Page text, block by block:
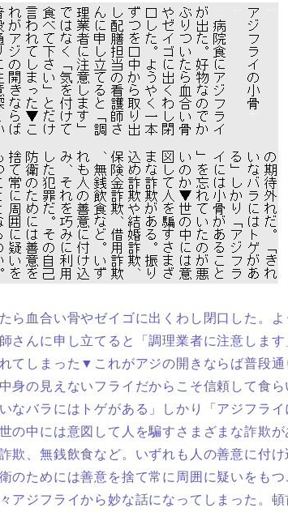
ら血合い骨やゼイゴに出くわし閉口した。
さんに申し立てると「調理業者に注意しま
てしまった▼これがアジの開きならば普段
身の見えないフライだからこそ信頼して食
なバラにはトゲがある」しかり「アジフラ
の中には意図して人を騙すさまざまな詐欺
欺、無銭飲食など。いずれも人の善意に付
のためには善意を捨て常に周囲に疑いをも
アジフライから妙な話になってしまった。頓